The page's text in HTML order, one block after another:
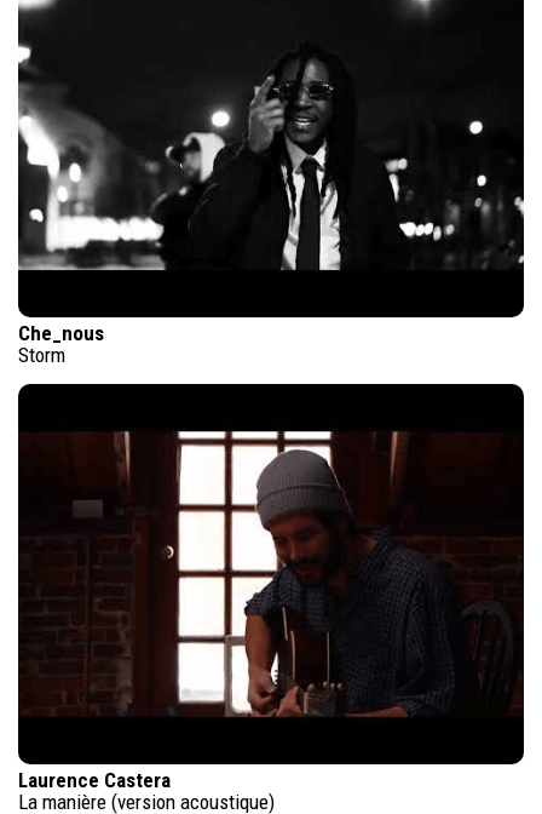
Che_nous
Storm
Laurence Castera
La manière (version acoustique)